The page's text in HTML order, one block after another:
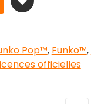
Pop™, Funko™,
officielles